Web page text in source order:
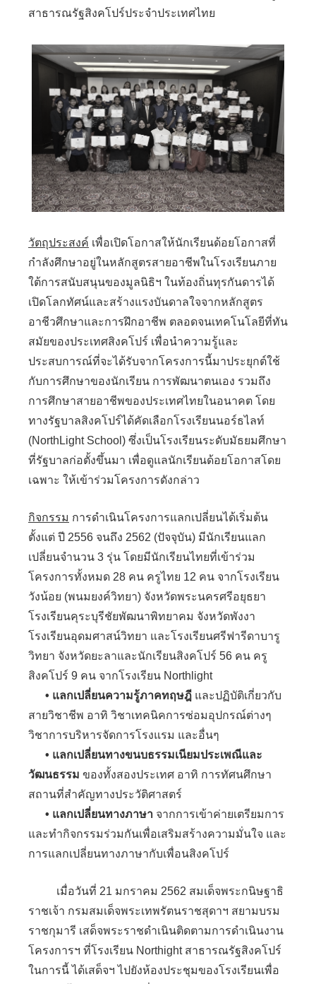
สาธารณรัฐสิงคโปร์ประจำประเทศไทย
วัตถุประสงค์ เพื่อเปิดโอกาสให้นักเรียนด้อยโอกาสที่
กำลังศึกษาอยู่ในหลักสูตรสายอาชีพในโรงเรียนภาย
ใต้การสนับสนุนของมูลนิธิฯ ในท้องถิ่นทุรกันดารได้
เปิดโลกทัศน์และสร้างแรงบันดาลใจจากหลักสูตร
อาชีวศึกษาและการฝึกอาชีพ ตลอดจนเทคโนโลยีที่ทัน
สมัยของประเทศสิงคโปร์ เพื่อนำความรู้และ
ประสบการณ์ที่จะได้รับจากโครงการนี้มาประยุกต์ใช้
กับการศึกษาของนักเรียน การพัฒนาตนเอง รวมถึง
การศึกษาสายอาชีพของประเทศไทยในอนาคต โดย
ทางรัฐบาลสิงคโปร์ได้คัดเลือกโรงเรียนนอร์ธไลท์
(NorthLight School) ซึ่งเป็นโรงเรียนระดับมัธยมศึกษา
ที่รัฐบาลก่อตั้งขึ้นมา เพื่อดูแลนักเรียนด้อยโอกาสโดย
เฉพาะ ให้เข้าร่วมโครงการดังกล่าว
กิจกรรม การดำเนินโครงการแลกเปลี่ยนได้เริ่มต้น
ตั้งแต่ ปี 2556 จนถึง 2562 (ปัจจุบัน) มีนักเรียนแลก
เปลี่ยนจำนวน 3 รุ่น โดยมีนักเรียนไทยที่เข้าร่วม
โครงการทั้งหมด 28 คน ครูไทย 12 คน จากโรงเรียน
วังน้อย (พนมยงค์วิทยา) จังหวัดพระนครศรีอยุธยา
โรงเรียนคุระบุรีชัยพัฒนาพิทยาคม จังหวัดพังงา
โรงเรียนอุดมศาสน์วิทยา และโรงเรียนศรีฟารีดาบารู
วิทยา จังหวัดยะลาและนักเรียนสิงคโปร์ 56 คน ครู
สิงคโปร์ 9 คน จากโรงเรียน Northlight
• แลกเปลี่ยนความรู้ภาคทฤษฎี และปฏิบัติเกี่ยวกับ
สายวิชาชีพ อาทิ วิชาเทคนิคการซ่อมอุปกรณ์ต่างๆ
วิชาการบริหารจัดการโรงแรม และอื่นๆ
• แลกเปลี่ยนทางขนบธรรมเนียมประเพณีและ
วัฒนธรรม ของทั้งสองประเทศ อาทิ การทัศนศึกษา
สถานที่สำคัญทางประวัติศาสตร์
• แลกเปลี่ยนทางภาษา จากการเข้าค่ายเตรียมการ
และทำกิจกรรมร่วมกันเพื่อเสริมสร้างความมั่นใจ และ
การแลกเปลี่ยนทางภาษากับเพื่อนสิงคโปร์
เมื่อวันที่ 21 มกราคม 2562 สมเด็จพระกนิษฐาธิ
ราชเจ้า กรมสมเด็จพระเทพรัตนราชสุดาฯ สยามบรม
ราชกุมารี เสด็จพระราชดำเนินติดตามการดำเนินงาน
โครงการฯ ที่โรงเรียน Northight สาธารณรัฐสิงคโปร์
ในการนี้ ได้เสด็จฯ ไปยังห้องประชุมของโรงเรียนเพื่อ